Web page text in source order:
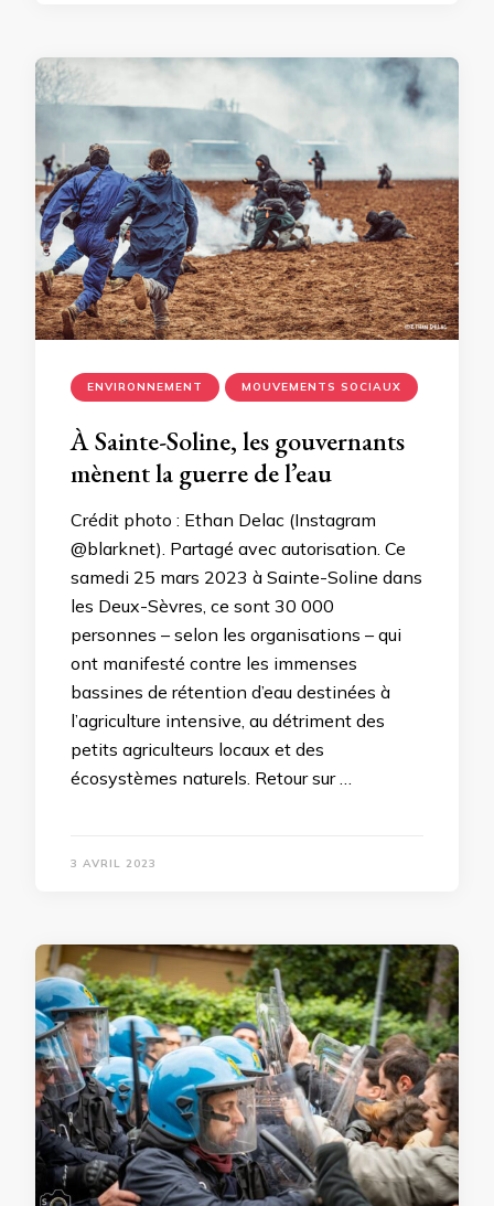
ENVIRONNEMENT MOUVEMENTS SOCIAUX
À Sainte-Soline, les gouvernants
mènent la guerre de l’eau
Crédit photo : Ethan Delac (Instagram
@blarknet). Partagé avec autorisation. Ce
samedi 25 mars 2023 à Sainte-Soline dans
les Deux-Sèvres, ce sont 30 000
personnes – selon les organisations – qui
ont manifesté contre les immenses
bassines de rétention d’eau destinées à
l’agriculture intensive, au détriment des
petits agriculteurs locaux et des
écosystèmes naturels. Retour sur …
3 AVRIL 2023